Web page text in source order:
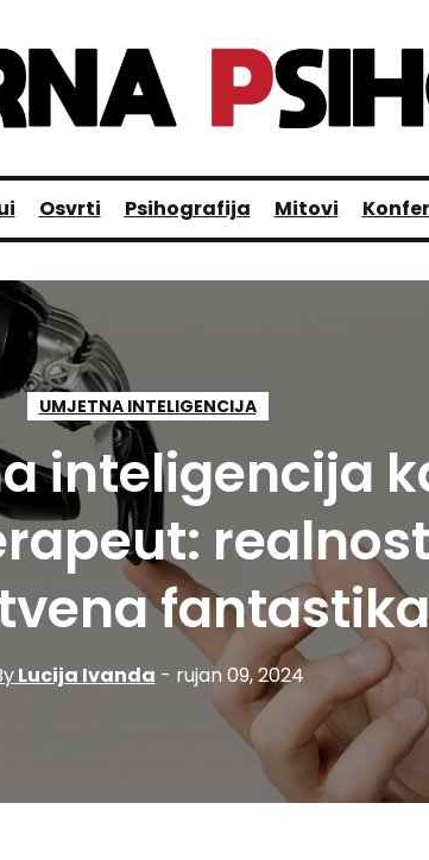
Osvrti Psihografija Mitovi
UMJETNA INTELIGENCIJA
inteligencija
Lucija Ivanda - rujan 09, 2024